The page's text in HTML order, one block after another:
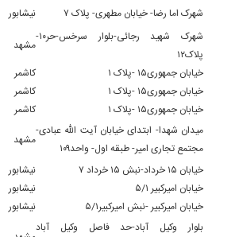
شهرک اما رضا- خیابان مطهری- پلاک ۷ نیشابور
شهرک شهید رجائی-بلوار سرخس-حر۱۰-
پلاک۱۲
مشهد
خیابان جمهوری۱۵ -پلاک ۱ کاشمر
خیابان جمهوری۱۵ -پلاک ۱ کاشمر
خیابان جمهوری۱۵ -پلاک ۱ کاشمر
میدان شهدا- ابتدای خیابان آیت الله عبادی-
مجتمع تجاری امیر- طبقه اول- واحد۱۰۹
مشهد
خیابان ۱۵ خرداد-نبش ۱۵ خرداد ۷ نیشابور
خیابان امیرکبیر ۵/۱ نیشابور
خیابان امیرکبیر -نبش امیرکبیر۵/۱ نیشابور
بلوار وکیل آباد-حد فاصل وکیل آباد